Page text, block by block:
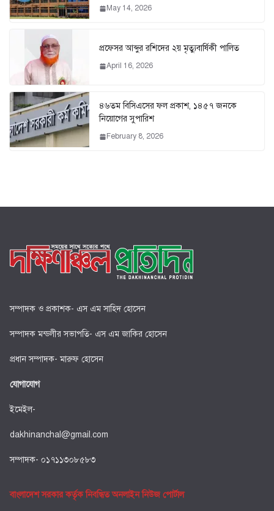
May 14, 2026
প্রফেসর আব্দুর রশিদের ২য় মৃত্যুবার্ষিকী পালিত
April 16, 2026
৪৬তম বিসিএসের ফল প্রকাশ, ১৪৫৭ জনকে
নিয়োগের সুপারিশ
February 8, 2026
সম্পাদক ও প্রকাশক- এস এম সাহিদ হোসেন
সম্পাদক মন্ডলীর সভাপতি- এস এম জাকির হোসেন
প্রধান সম্পাদক- মারুফ হোসেন
যোগাযোগ
ইমেইল-
dakhinanchal@gmail.com
সম্পাদক- ০১৭১১৩০৮৫৮৩
বাংলাদেশ সরকার কর্তৃক নিবন্ধিত অনলাইন নিউজ পোর্টাল